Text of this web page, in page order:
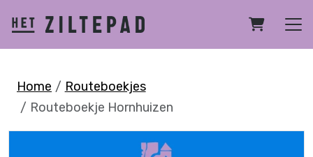
Home
Routeboekjes
Routeboekje Hornhuizen